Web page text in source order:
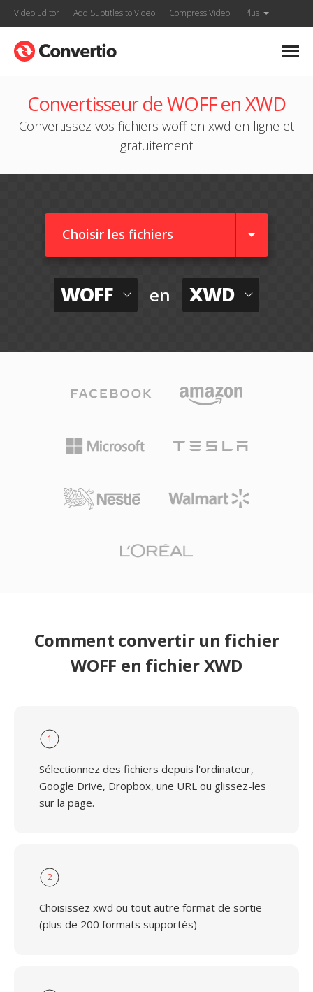
Video Editor Add Subtitles to Video Compress Video Plus
Convertisseur de WOFF en XWD
Convertissez vos fichiers woff en xwd en ligne et
gratuitement
Choisir les fichiers
WOFF en XWD
Comment convertir un fichier
WOFF en fichier XWD
1
Sélectionnez des fichiers depuis l'ordinateur,
Google Drive, Dropbox, une URL ou glissez-les
sur la page.
2
Choisissez xwd ou tout autre format de sortie
(plus de 200 formats supportés)